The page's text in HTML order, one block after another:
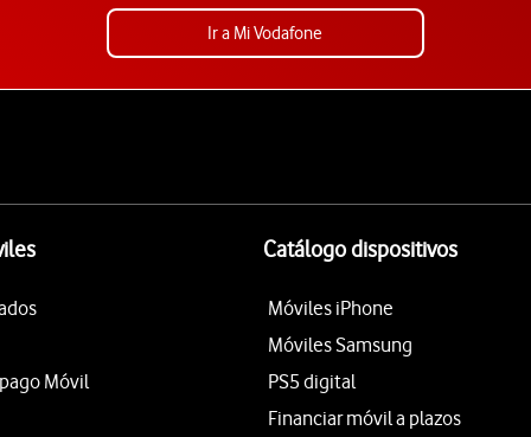
Ir a Mi Vodafone
Móvil
Catálogo dispositivos
Móviles iPhone
Móviles Samsung
PS5 digital
Financiar móvil a plazos